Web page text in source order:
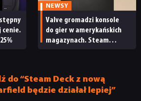
cenie.
NEWSY
Valve gromadzi konsole
do gier w amerykańskich
magazynach. Steam
do “Steam Deck z nową
będzie działał lepiej”